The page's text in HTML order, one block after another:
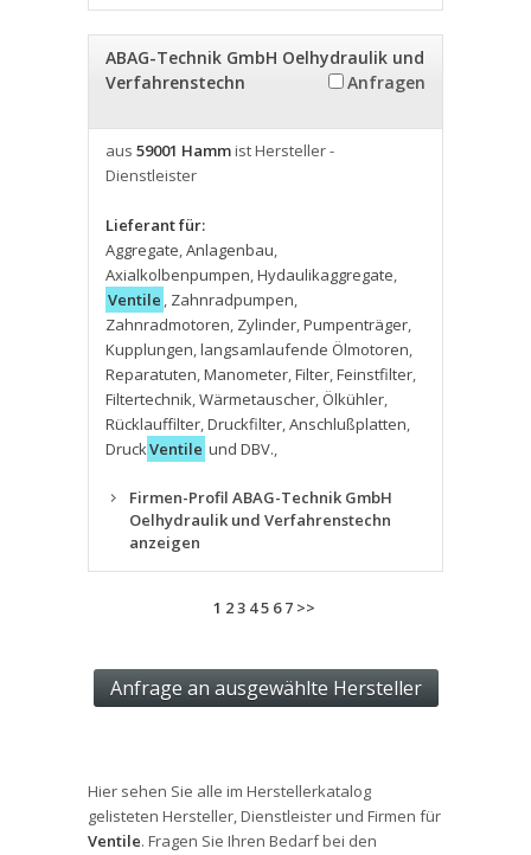
ABAG-Technik GmbH Oelhydraulik und
Verfahrenstechn
Anfragen
aus 59001 Hammist Hersteller -
Dienstleister
Lieferant für:
Aggregate,Anlagenbau,
Axialkolbenpumpen,Hydaulikaggregate,
Ventile , Zahnradpumpen,
Zahnradmotoren, Zylinder,Pumpenträger,
Kupplungen,langsamlaufende Ölmotoren,
Reparatuten,Manometer,Filter,Feinstfilter,
Filtertechnik,Wärmetauscher, Ölkühler,
Rücklauffilter,Druckfilter,Anschlußplatten,
DruckVentile und DBV.,
Firmen-Profil ABAG-Technik GmbH
Oelhydraulik und Verfahrenstechn
anzeigen
1 23 45 6 7 >>
Hier sehen Sie alle im Herstellerkatalog
gelisteten Hersteller, Dienstleister und Firmen für
Ventile. Fragen Sie Ihren Bedarf bei den